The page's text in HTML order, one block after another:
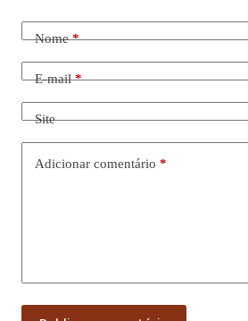
Nome*
E-mail*
Site
Adicionar comentário *